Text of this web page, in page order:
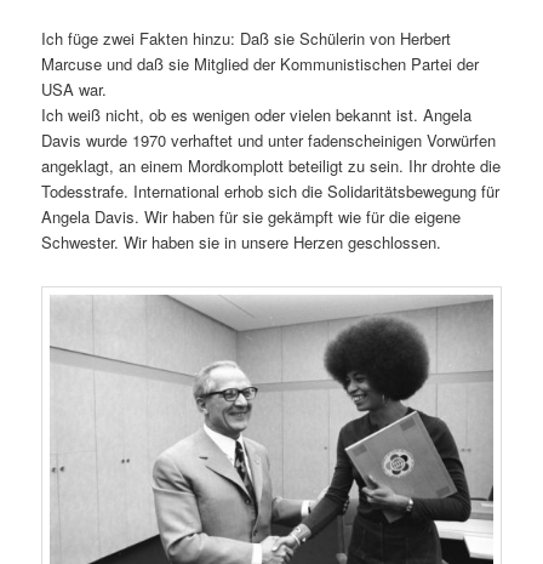
Ich füge zwei Fakten hinzu: Daß sie Schülerin von Herbert
Marcuse und daß sie Mitglied der Kommunistischen Partei der
USA war.
Ich weiß nicht, ob es wenigen oder vielen bekannt ist. Angela
Davis wurde 1970 verhaftet und unter fadenscheinigen Vorwürfen
angeklagt, an einem Mordkomplott beteiligt zu sein. Ihr drohte die
Todesstrafe. International erhob sich die Solidaritätsbewegung für
Angela Davis. Wir haben für sie gekämpft wie für die eigene
Schwester. Wir haben sie in unsere Herzen geschlossen.